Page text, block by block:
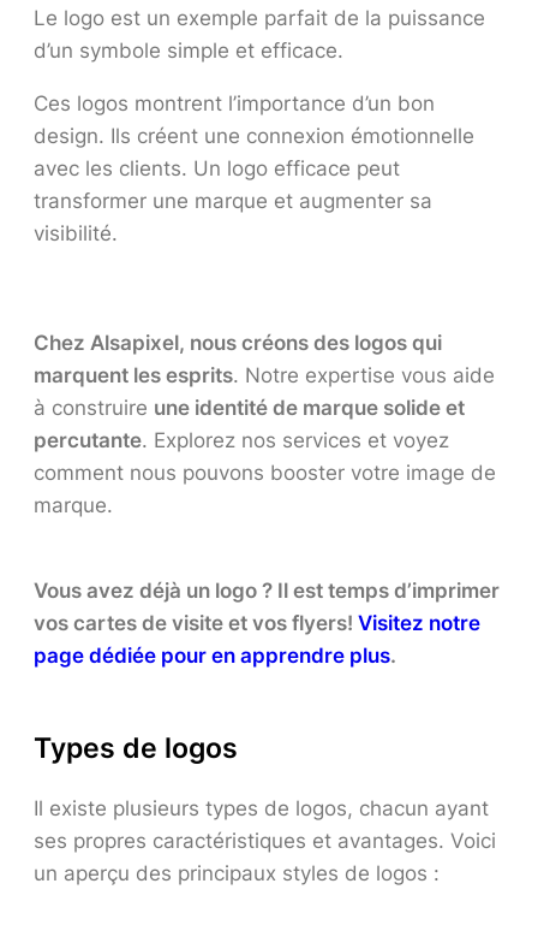
Le logo est un exemple parfait de la puissance
d’un symbole simple et efficace.
Ces logos montrent l’importance d’un bon
design. Ils créent une connexion émotionnelle
avec les clients. Un logo efficace peut
transformer une marque et augmenter sa
visibilité.
Chez Alsapixel, nous créons des logos qui
marquent les esprits. Notre expertise vous aide
à construire une identité de marque solide et
percutante. Explorez nos services et voyez
comment nous pouvons booster votre image de
marque.
Vous avez déjà un logo ? Il est temps d’imprimer
vos cartes de visite et vos flyers! Visitez notre
page dédiée pour en apprendre plus.
Types de logos
Il existe plusieurs types de logos, chacun ayant
ses propres caractéristiques et avantages. Voici
un aperçu des principaux styles de logos :